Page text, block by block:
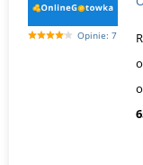
Opinie: 7